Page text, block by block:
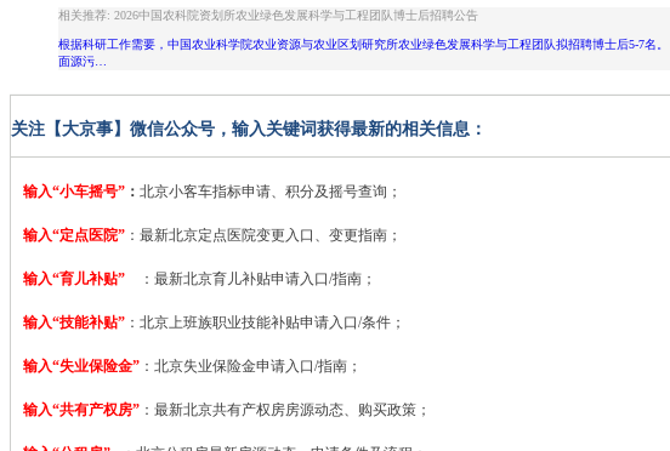
相关推荐: 2026中国农科院资划所农业绿色发展科学与工程团队博士后招聘公告
根据科研工作需要，中国农业科学院农业资源与农业区划研究所农业绿色发展科学与工程团队拟招聘博士后5-7
面源污…
关注【大京事】微信公众号，输入关键词获得最新的相关信息：
输入“小车摇号” ： 北京小客车指标申请、积分及摇号查询；
输入“定点医院” ： 最新北京定点医院变更入口、变更指南；
输入“育儿补贴” ：最新北京育儿补贴申请入口/指南；
输入“技能补贴” ： 北京上班族职业技能补贴申请入口/条件；
输入“失业保险金” ：北京失业保险金申请入口/指南；
输入“共有产权房” ：最新北京共有产权房房源动态、购买政策；